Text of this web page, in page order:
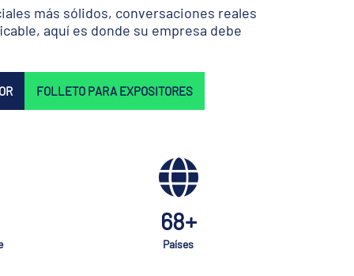
más sólidos, conversaciones reales
aquí es donde su empresa debe
FOLLETO PARA EXPOSITORES
68+
Países